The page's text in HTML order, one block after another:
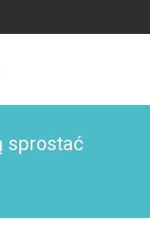
sprostać